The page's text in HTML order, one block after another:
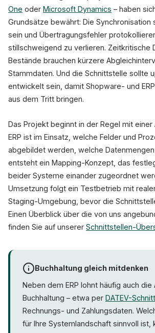
One oder Microsoft Dynamics – haben
Grundsätze bewährt: Die
sein und Übertragungsfehler
stillschweigend zu verlieren. Zeitkritische
Bestände brauchen kürzere
Stammdaten. Und die Schnittstelle sollte
entwickelt sein, damit Shopware- und
aus dem Tritt bringen.
Das Projekt beginnt in der Regel mit einer
ERP ist im Einsatz, welche Felder und
abgebildet werden, welche Datenmengen
entsteht ein Mapping-Konzept, das
beider Systeme einander zugeordnet
Umsetzung folgt ein Testbetrieb mit
Staging-Umgebung, bevor die
Einen Überblick über die von uns
finden Sie auf unserer Schnittstellen-
Buchhaltung gleich mitdenken
Neben dem ERP lohnt häufig auch die
Buchhaltung – etwa per DATEV-
Rechnungs- und Zahlungsdaten.
für Ihre Systemlandschaft sinnvoll ist,